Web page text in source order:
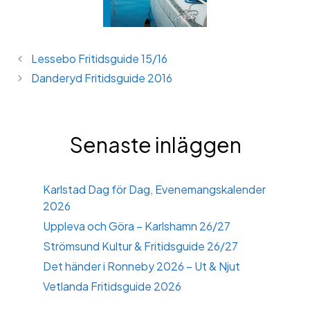
Lessebo Fritidsguide 15/16
Danderyd Fritidsguide 2016
Senaste inläggen
Karlstad Dag för Dag, Evenemangskalender
2026
Uppleva och Göra – Karlshamn 26/27
Strömsund Kultur & Fritidsguide 26/27
Det händer i Ronneby 2026 – Ut & Njut
Vetlanda Fritidsguide 2026